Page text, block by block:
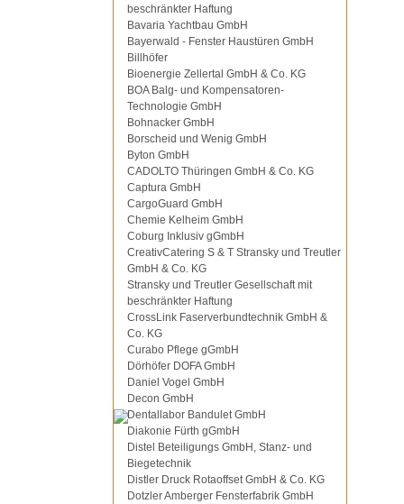
beschränkter Haftung
Bavaria Yachtbau GmbH
Bayerwald - Fenster Haustüren GmbH
Billhöfer
Bioenergie Zellertal GmbH & Co. KG
BOA Balg- und Kompensatoren-
Technologie GmbH
Bohnacker GmbH
Borscheid und Wenig GmbH
Byton GmbH
CADOLTO Thüringen GmbH & Co. KG
Captura GmbH
CargoGuard GmbH
Chemie Kelheim GmbH
Coburg Inklusiv gGmbH
CreativCatering S & T Stransky und Treutler
GmbH & Co. KG
Stransky und Treutler Gesellschaft mit
beschränkter Haftung
CrossLink Faserverbundtechnik GmbH &
Co. KG
Curabo Pflege gGmbH
Dörhöfer DOFA GmbH
Daniel Vogel GmbH
Decon GmbH
Dentallabor Bandulet GmbH
Diakonie Fürth gGmbH
Distel Beteiligungs GmbH, Stanz- und
Biegetechnik
Distler Druck Rotaoffset GmbH & Co. KG
Dotzler Amberger Fensterfabrik GmbH